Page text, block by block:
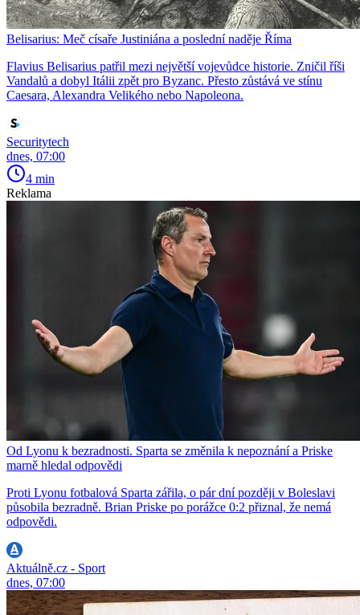
Belisarius: Meč císaře Justiniána a poslední naděje Říma
Flavius Belisarius patřil mezi největší vojevůdce historie. Zničil říši
Vandalů a dobyl Itálii zpět pro Byzanc. Přesto zůstává ve stínu
Caesara, Alexandra Velikého nebo Napoleona.
Securitytech
dnes, 07:00
4 min
Reklama
Od Lyonu k bezradnosti. Sparta se změnila k nepoznání a Priske
marně hledal odpovědi
Proti Lyonu fotbalová Sparta zářila, o pár dní později v Boleslavi
působila bezradně. Brian Priske po porážce 0:2 přiznal, že nemá
odpovědi.
Aktuálně.cz - Sport
dnes, 07:00